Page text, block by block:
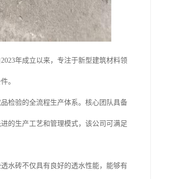
年成立以来，专注于新型建筑材料领
。
检验的全流程生产体系。核心团队具备
的生产工艺和管理模式，该公司可满足
水砖不仅具有良好的透水性能，能够有